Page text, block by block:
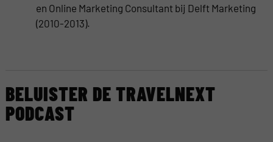
en Online Marketing Consultant bij Delft Marketing
(2010-2013).
BELUISTER DE TRAVELNEXT
PODCAST